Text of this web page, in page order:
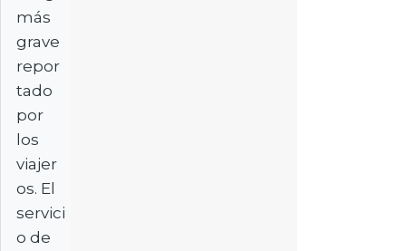
más
grave
repor
tado
por
los
viajer
os. El
servici
o de